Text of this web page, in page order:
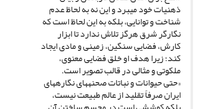
ذهنیات خود مى‏برد و این نه به لحاظ عدم
شناخت و توانایى، بلکه به این لحاظ است که
نگارگر شرق هرگز تلاش ندارد تا ابزار
کارش، فضایى سنگین، زمینى و مادى ایجاد
کند؛ زیرا هدف او خلق فضایى معنوى،
ملکوتى و مثالى در قالب تصویر است.
«حتى حیوانات و نباتات صحنه‏هاى نگاره‏هاى
ایران صرفاً تقلید از عالم طبیعت نیست،